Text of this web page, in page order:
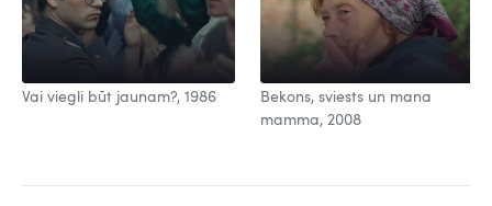
Vai viegli būt jaunam?, 1986
Bekons, sviests un mana
mamma, 2008